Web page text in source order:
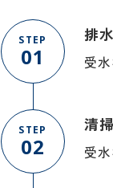
STEP
01
排水
受
STEP
02
清
受